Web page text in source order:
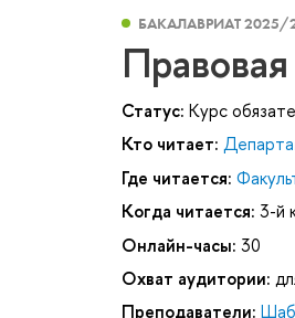
БАКАЛАВРИАТ 2025/
Статус: Курс
Кто читает:
Где читается:
Когда читается: 3-й
Онлайн-часы: 30
Охват аудитории:
Преподаватели: